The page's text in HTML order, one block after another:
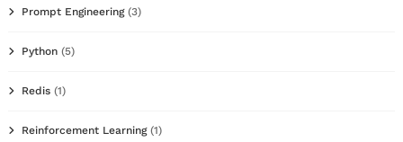
Prompt Engineering(3)
Python (5)
Redis (1)
Reinforcement Learning(1)